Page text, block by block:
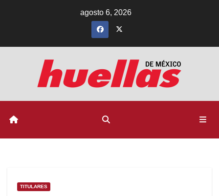
agosto 6, 2026
TITULARES